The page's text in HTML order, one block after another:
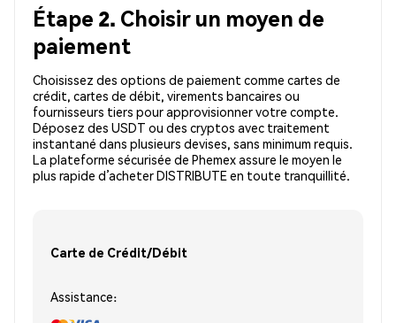
Étape 2. Choisir un moyen de
paiement
Choisissez des options de paiement comme cartes de
crédit, cartes de débit, virements bancaires ou
fournisseurs tiers pour approvisionner votre compte.
Déposez des USDT ou des cryptos avec traitement
instantané dans plusieurs devises, sans minimum requis.
La plateforme sécurisée de Phemex assure le moyen le
plus rapide d’acheter DISTRIBUTE en toute tranquillité.
Carte de Crédit/Débit
Assistance: